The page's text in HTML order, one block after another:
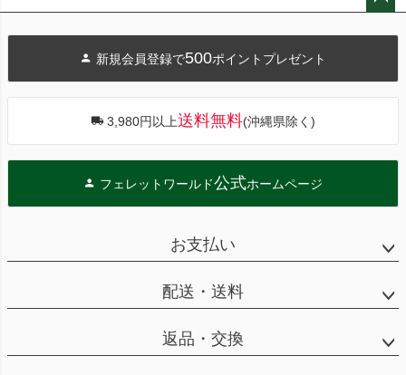
へ
新規会員登録で500ポイントプレゼント
3,980円以上送料無料(沖縄県除く)
フェレットワールド公式ホームページ
お支払い
配送・送料
返品・交換